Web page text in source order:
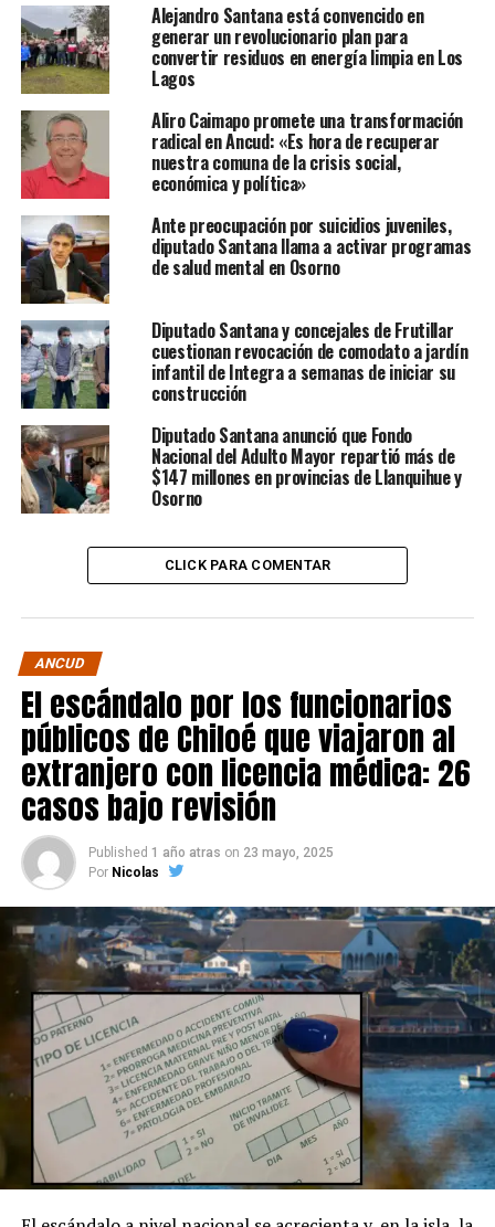
Alejandro Santana está convencido en
generar un revolucionario plan para
convertir residuos en energía limpia en Los
Lagos
Aliro Caimapo promete una transformación
radical en Ancud: «Es hora de recuperar
nuestra comuna de la crisis social,
económica y política»
Ante preocupación por suicidios juveniles,
diputado Santana llama a activar programas
de salud mental en Osorno
Diputado Santana y concejales de Frutillar
cuestionan revocación de comodato a jardín
infantil de Integra a semanas de iniciar su
construcción
Diputado Santana anunció que Fondo
Nacional del Adulto Mayor repartió más de
$147 millones en provincias de Llanquihue y
Osorno
CLICK PARA COMENTAR
ANCUD
El escándalo por los funcionarios
públicos de Chiloé que viajaron al
extranjero con licencia médica: 26
casos bajo revisión
Published 1 año atras on 23 mayo, 2025
Por Nicolas